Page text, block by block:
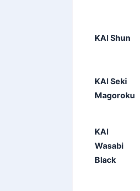
KAI Shun
KAI Seki
Magoroku
KAI
Wasabi
Black